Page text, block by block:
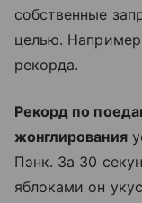
собственные
целью.
рекорда.
Рекорд по
жонглирования
Пэнк. За 30
яблоками он